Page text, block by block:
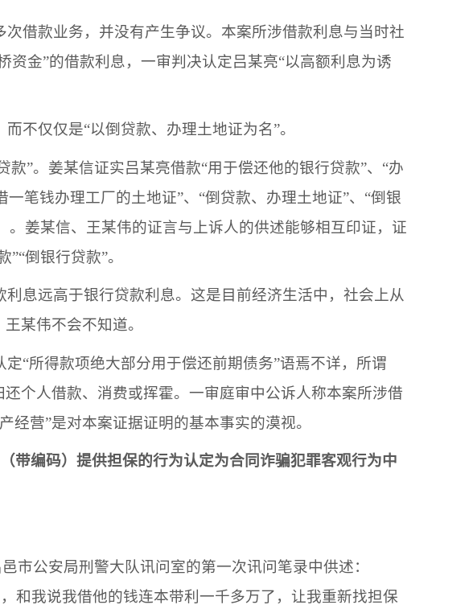
次借款业务，并没有产生争议。本案所涉借款利息与当时社
资金”的借款利息，一审判决认定吕某亮“以高额利息为诱
而不仅仅是“以倒贷款、办理土地证为名”。
款”。姜某信证实吕某亮借款“用于偿还他的银行贷款”、“办
一笔钱办理工厂的土地证”、“倒贷款、办理土地证”、“倒银
。 姜某信、 王某伟的证言与上诉人的供述能够相互印证，证
倒银行贷款”。
息远高于银行贷款利息。这是目前经济生活中，社会上从
王某伟不会不知道。
定“所得款项绝大部分用于偿还前期债务”语焉不详，所谓
还个人借款、消费或挥霍。一审庭审中公诉人称本案所涉借
经营”是对本案证据证明的基本事实的漠视。
带编码）提供担保的行为认定为合同诈骗犯罪客观行为中
市公安局刑警大队讯问室的第一次讯问笔录中供述：
和我说我借他的钱连本带利一千多万了，让我重新找担保